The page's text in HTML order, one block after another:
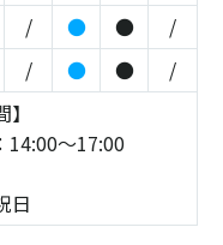
/ ● ●
/
/ ● ●
/
14:00～17:00
日